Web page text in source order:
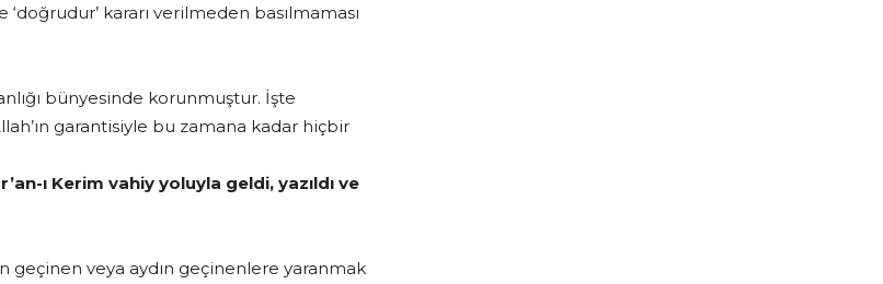
kararı verilmeden basılmaması
bünyesinde korunmuştur. İşte
garantisiyle bu zamana kadar hiçbir
ı Kerim vahiy yoluyla geldi, yazıldı ve
geçinen veya aydın geçinenlere yaranmak